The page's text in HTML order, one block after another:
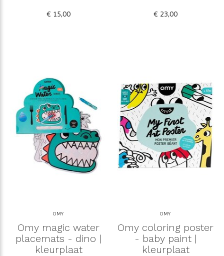
€ 15,00 € 23,00
OMY
Omy magic water
placemats - dino |
kleurplaat
OMY
Omy coloring poster
- baby paint |
kleurplaat